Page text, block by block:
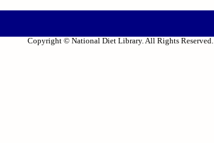
Copyright © National Diet Library. All Rights Reserved.